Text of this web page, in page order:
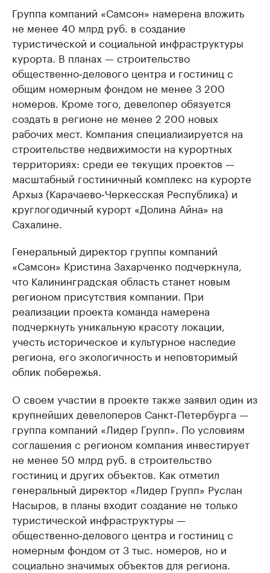
Группа компаний «Самсон» намерена вложить
не менее 40 млрд руб. в создание
туристической и социальной инфраструктуры
курорта. В планах — строительство
общественно‑делового центра и гостиниц с
общим номерным фондом не менее 3 200
номеров. Кроме того, девелопер обязуется
создать в регионе не менее 2 200 новых
рабочих мест. Компания специализируется на
строительстве недвижимости на курортных
территориях: среди ее текущих проектов —
масштабный гостиничный комплекс на курорте
Архыз (Карачаево‑Черкесская Республика) и
круглогодичный курорт «Долина Айна» на
Сахалине.
Генеральный директор группы компаний
«Самсон» Кристина Захарченко подчеркнула,
что Калининградская область станет новым
регионом присутствия компании. При
реализации проекта команда намерена
подчеркнуть уникальную красоту локации,
учесть историческое и культурное наследие
региона, его экологичность и неповторимый
облик побережья.
О своем участии в проекте также заявил один из
крупнейших девелоперов Санкт‑Петербурга —
группа компаний «Лидер Групп». По условиям
соглашения с регионом компания инвестирует
не менее 50 млрд руб. в строительство
гостиниц и других объектов. Как отметил
генеральный директор «Лидер Групп» Руслан
Насыров, в планы входит создание не только
туристической инфраструктуры —
общественно‑делового центра и гостиниц с
номерным фондом от 3 тыс. номеров, но и
социально значимых объектов для региона.